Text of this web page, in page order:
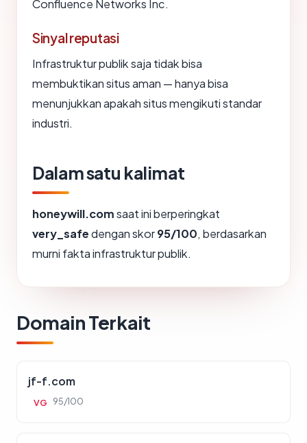
Confluence Networks Inc.
Sinyal reputasi
Infrastruktur publik saja tidak bisa
membuktikan situs aman — hanya bisa
menunjukkan apakah situs mengikuti standar
industri.
Dalam satu kalimat
honeywill.comsaat ini berperingkat
very_safedengan skor95/100, berdasarkan
murni fakta infrastruktur publik.
Domain Terkait
jf-f.com
VG 95/100